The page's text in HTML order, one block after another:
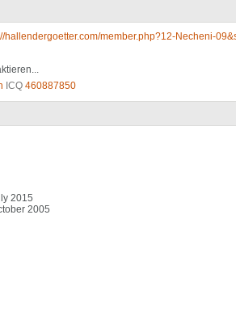
hallendergoetter.com/member.php?12-Necheni-
ICQ 460887850
2015
2005